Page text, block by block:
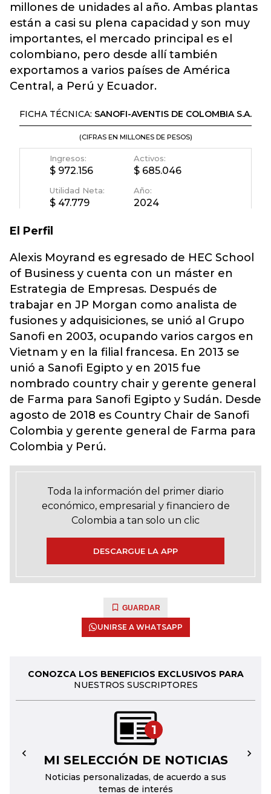
millones de unidades al año. Ambas plantas
están a casi su plena capacidad y son muy
importantes, el mercado principal es el
colombiano, pero desde allí también
exportamos a varios países de América
Central, a Perú y Ecuador.
El Perfil
Alexis Moyrand es egresado de HEC School
of Business y cuenta con un máster en
Estrategia de Empresas. Después de
trabajar en JP Morgan como analista de
fusiones y adquisiciones, se unió al Grupo
Sanofi en 2003, ocupando varios cargos en
Vietnam y en la filial francesa. En 2013 se
unió a Sanofi Egipto y en 2015 fue
nombrado country chair y gerente general
de Farma para Sanofi Egipto y Sudán. Desde
agosto de 2018 es Country Chair de Sanofi
Colombia y gerente general de Farma para
Colombia y Perú.
Toda la información del primer diario
económico, empresarial y financiero de
Colombia a tan solo un clic
DESCARGUE LA APP
GUARDAR
UNIRSE A WHATSAPP
CONOZCA LOS BENEFICIOS EXCLUSIVOS PARA
NUESTROS SUSCRIPTORES
1
MI SELECCIÓN DE NOTICIAS
Noticias personalizadas, de acuerdo a sus
temas de interés
← →